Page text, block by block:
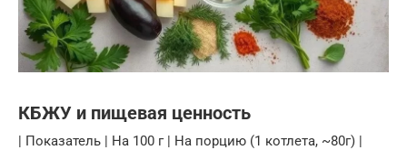
КБЖУ и пищевая ценность
| Показатель | На 100 г | На порцию (1 котлета, ~80г) |